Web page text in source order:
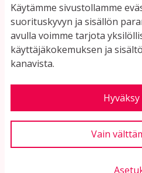
Käytämme sivustollamme
suorituskyvyn ja sisällön
avulla voimme tarjota
käyttäjäkokemuksen ja
kanavista.
Vain
Sähköpostiosoitteet:
etunimi.sukunimi@riihimaki.fi
Yhteystiedot ja usein
Käyttöehdot
Evästeasetukset